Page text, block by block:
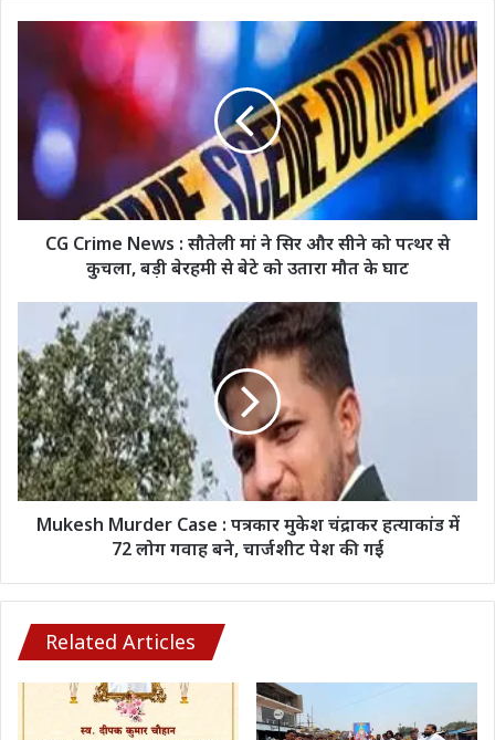
सौतेली
और
बड़ी
बेरहमी
से
बेटे
को
उतारा
मौत
CG Crime News : सौतेली मां ने सिर और सीने को पत्थर से
कुचला, बड़ी बेरहमी से बेटे को उतारा मौत के घाट
Mukesh
Murder
Case
:
पत्रकार
मुकेश
चंद्राकर
हत्याकांड
में
पेश
की
गई
Mukesh Murder Case : पत्रकार मुकेश चंद्राकर हत्याकांड में
72 लोग गवाह बने, चार्जशीट पेश की गई
Related Articles